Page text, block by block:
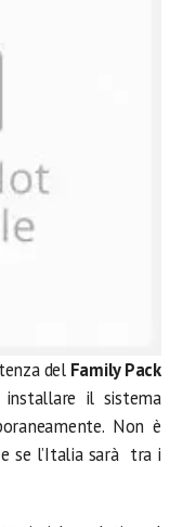
del Family Pack
il sistema
Non è
se l’Italia sarà tra i